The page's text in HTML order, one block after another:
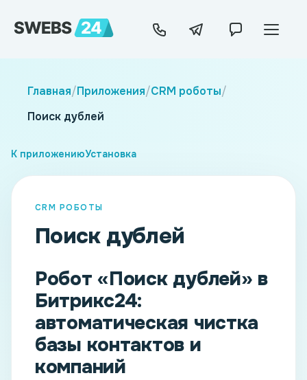
Главная/Приложения/CRM роботы/
Поиск дублей
К приложениюУстановка
CRM РОБОТЫ
Поиск дублей
Робот «Поиск дублей» в
Битрикс24:
автоматическая чистка
базы контактов и
компаний